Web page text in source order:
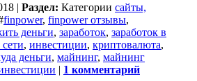
| Раздел: Категории сайты,
finpower, finpower отзывы,
деньги, заработок, заработок в
, инвестиции, криптовалюта,
деньги, майнинг, майнинг
| 1 комментарий